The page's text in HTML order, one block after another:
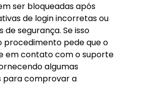
ser bloqueadas após
de login incorretas ou
de segurança. Se isso
procedimento pede que o
em contato com o suporte
algumas
para comprovar a